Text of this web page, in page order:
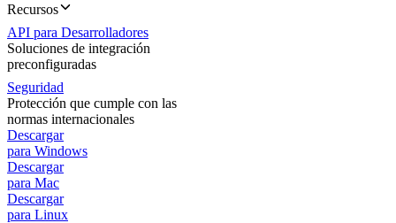
Recursos
API para Desarrolladores
Soluciones de integración
preconfiguradas
Seguridad
Protección que cumple con las
normas internacionales
Descargar
para Windows
Descargar
para Mac
Descargar
para Linux